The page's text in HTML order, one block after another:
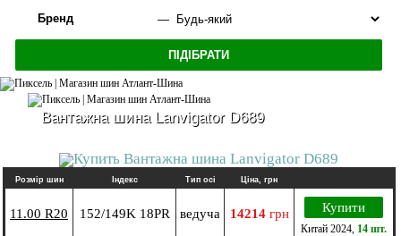
Бренд
Вантажна шина Lanvigator D689
Розмір шин Індекс Тип осі Ціна, грн
11.00 R20 152/149K 18PR ведуча 14214грн Купити
Китай 2024 14 шт.